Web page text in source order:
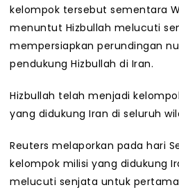
kelompok tersebut sementara
menuntut Hizbullah melucuti
mempersiapkan perundingan
pendukung Hizbullah di Iran.
Hizbullah telah menjadi
yang didukung Iran di seluruh
Reuters melaporkan pada hari
kelompok milisi yang didukung
melucuti senjata untuk